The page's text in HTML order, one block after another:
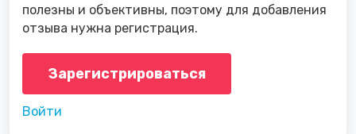
полезны и объективны, поэтому для добавления
отзыва нужна регистрация.
Зарегистрироваться
Войти